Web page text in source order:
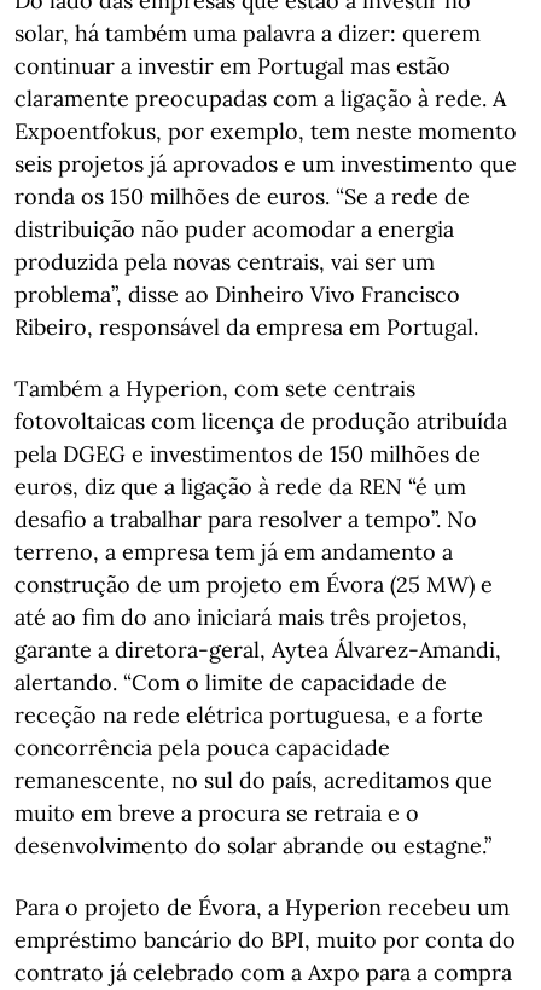
solar, há também uma palavra a dizer: querem
continuar a investir em Portugal mas estão
claramente preocupadas com a ligação à rede. A
Expoentfokus, por exemplo, tem neste momento
seis projetos já aprovados e um investimento que
ronda os 150 milhões de euros. “Se a rede de
distribuição não puder acomodar a energia
produzida pela novas centrais, vai ser um
problema”, disse ao Dinheiro Vivo Francisco
Ribeiro, responsável da empresa em Portugal.
Também a Hyperion, com sete centrais
fotovoltaicas com licença de produção atribuída
pela DGEG e investimentos de 150 milhões de
euros, diz que a ligação à rede da REN “é um
desafio a trabalhar para resolver a tempo”. No
terreno, a empresa tem já em andamento a
construção de um projeto em Évora (25 MW) e
até ao fim do ano iniciará mais três projetos,
garante a diretora-geral, Aytea Álvarez-Amandi,
alertando. “Com o limite de capacidade de
receção na rede elétrica portuguesa, e a forte
concorrência pela pouca capacidade
remanescente, no sul do país, acreditamos que
muito em breve a procura se retraia e o
desenvolvimento do solar abrande ou estagne.”
Para o projeto de Évora, a Hyperion recebeu um
empréstimo bancário do BPI, muito por conta do
contrato já celebrado com a Axpo para a compra